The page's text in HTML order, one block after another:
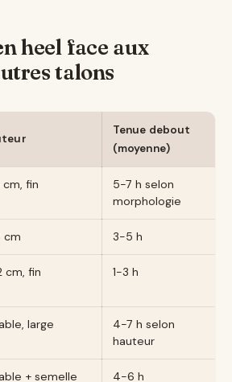
heel face aux
talons
Tenue debout
(moyenne)
fin
5-7 h selon
morphologie
cm 3-5 h
cm, fin 1-3 h
large
4-7 h selon
hauteur
+ semelle
4-6 h